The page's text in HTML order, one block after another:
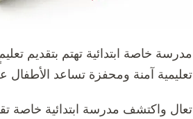
مدرسة خاصة ابتدائية تهتم بتقديم
تعليمية آمنة ومحفزة تساعد
تعال واكتشف مدرسة ابتدائية خاصة